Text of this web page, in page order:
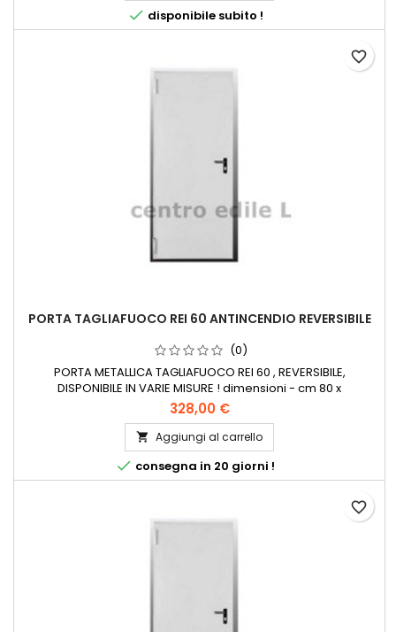
 disponibile subito !
PORTA TAGLIAFUOCO REI 60 ANTINCENDIO REVERSIBILE
(0)
PORTA METALLICA TAGLIAFUOCO REI 60 , REVERSIBILE,
DISPONIBILE IN VARIE MISURE ! dimensioni - cm 80 x
206dimensioni - cm 89 x 206dimensioni - cm 99 x
206dimensioni - cm 110 x 206dimensioni - cm 120 x
206dimensioni - cm 130 x 206dimensioni - cm 80 x
215dimensioni - cm 89 x 215dimensioni - cm 99 x
215dimensioni - cm 110 x 215dimensioni - cm 120 x...
328,00 €
 Aggiungi al carrello
 consegna in 20 giorni !
favorite_border
favorite_border